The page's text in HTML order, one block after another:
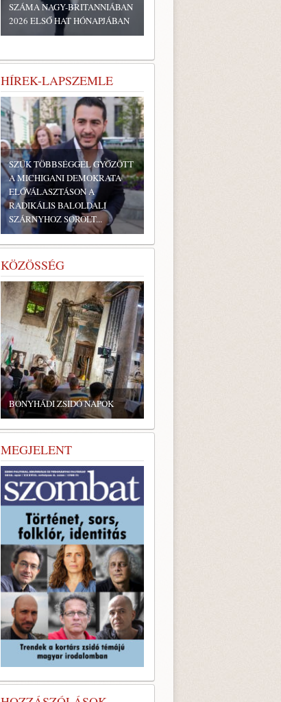
SZÁMA NAGY-BRITANNIÁBAN
2026 ELSŐ HAT HÓNAPJÁBAN
HÍREK-LAPSZEMLE
SZŰK TÖBBSÉGGEL GYŐZÖTT
A MICHIGANI DEMOKRATA
ELŐVÁLASZTÁSON A
RADIKÁLIS BALOLDALI
SZÁRNYHOZ SOROLT...
KÖZÖSSÉG
BONYHÁDI ZSIDÓ NAPOK
MEGJELENT